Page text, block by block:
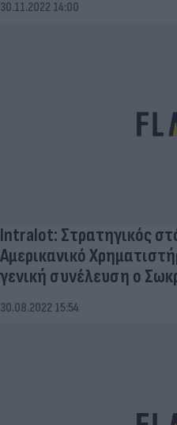
30.11.2022 14:00
Intralot: Στρατηγικός
Αμερικανικό
γενική συνέλευση ο
30.08.2022 15:54